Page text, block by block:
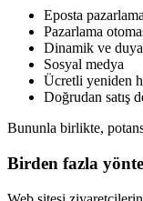
Eposta pazarlama
Pazarlama
Dinamik ve
Sosyal medya
Ücretli yeniden
Doğrudan satış
Bununla birlikte,
Birden fazla